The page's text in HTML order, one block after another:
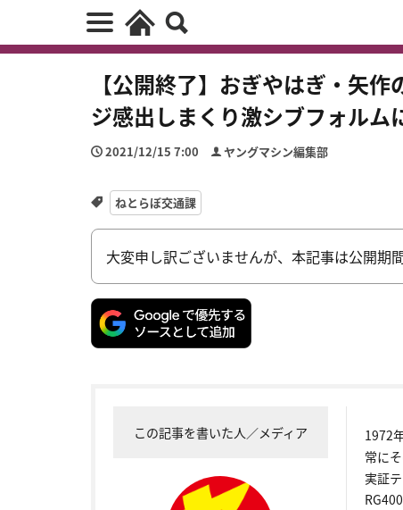
【公開終了】おぎやはぎ・矢
ジ感出しまくり激シブフォルム
2021/12/15 7:00 ヤングマシン編集部
ねとらぼ交通課
大変申し訳ございませんが、本記事は公開期
この記事を書いた人／メディア
1972
常に
実証